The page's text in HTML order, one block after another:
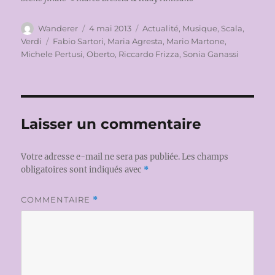
Auteur
Wanderer
Publié
le
4 mai 2013 Catégories
Actualité, Musique, Scala,
Verdi
Étiquettes
Fabio Sartori, Maria Agresta, Mario Martone,
Michele Pertusi,Oberto, Riccardo Frizza, Sonia Ganassi
Laisser un commentaire
Votre adresse e-mail ne sera pas publiée. Les champs
obligatoires sont indiqués avec *
COMMENTAIRE *